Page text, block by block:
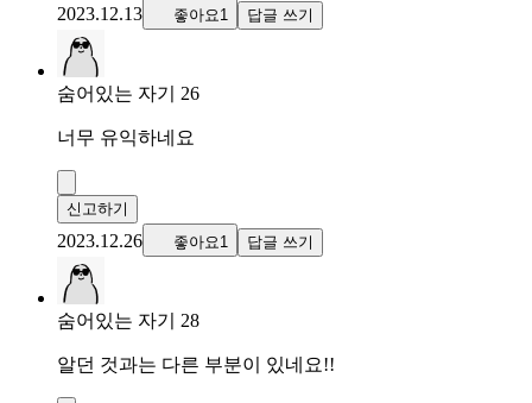
2023.12.13 좋아요1 답글 쓰기
숨어있는 자기 26
너무 유익하네요
신고하기
2023.12.26 좋아요1 답글 쓰기
숨어있는 자기 28
알던 것과는 다른 부분이 있네요!!